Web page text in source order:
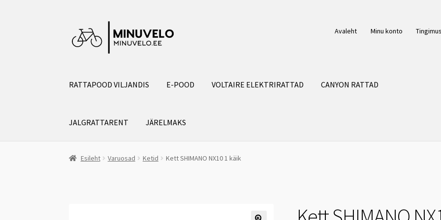
navigeerimisele
sisu
juurde
Avaleht Minu konto
RATTAPOOD VILJANDIS E-POOD VOLTAIRE ELEKTRIRATTAD CANYON RATTAD
JALGRATTARENT JÄRELMAKS
Esileht Varuosad Ketid Kett SHIMANO NX10 1 käik